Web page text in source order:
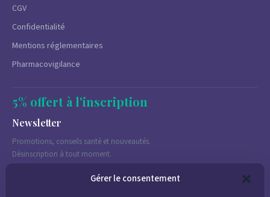
Gérer le consentement
CGV
Confidentialité
Mentions réglementaires
Pharmacovigilance
5% offert à l'inscription
Newsletter
Promotions, conseils santé et nouveautés.
Désinscription à tout moment.